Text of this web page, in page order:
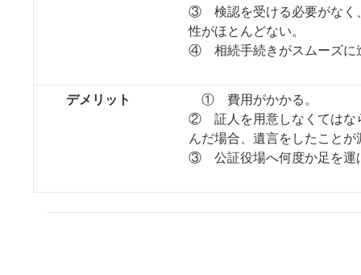
③ 検認を受ける必要がなく
性がほとんどない。
④ 相続手続きがスムーズに
デメリット
① 費用がかかる。
② 証人を用意しなくてはな
んだ場合、遺言をしたこと
③ 公証役場へ何度か足を運